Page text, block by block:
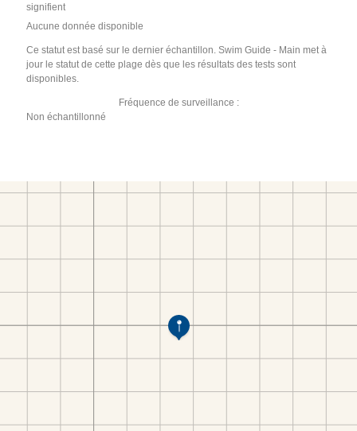
signifient
Aucune donnée disponible
Ce statut est basé sur le dernier échantillon. Swim Guide - Main met à
jour le statut de cette plage dès que les résultats des tests sont
disponibles.
Fréquence de surveillance :
Non échantillonné